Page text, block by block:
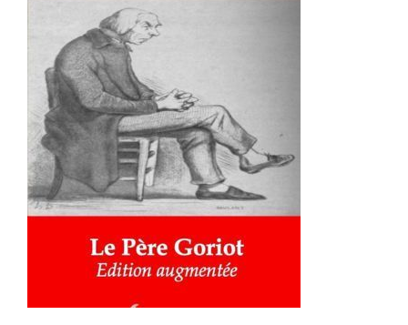
AJOUTER AU PANIER / DÉTAILS